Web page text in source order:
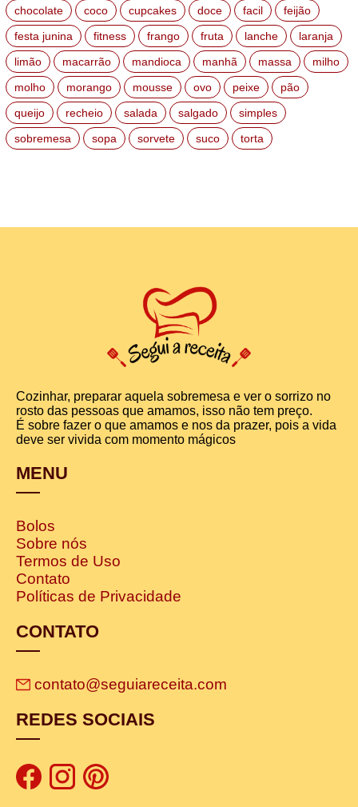
chocolate
coco cupcakes doce facil
feijão
festa junina
fitness frango fruta lanche
laranja
limão
macarrão mandioca manhã massa
milho
molho
morango mousse ovo peixe
pão
queijo
recheio salada salgado
simples
sobremesa
sopa sorvete suco torta
Cozinhar, preparar aquela sobremesa e ver o sorrizo no
rosto das pessoas que amamos, isso não tem preço.
É sobre fazer o que amamos e nos da prazer, pois a vida
deve ser vivida com momento mágicos
MENU
Bolos
Sobre nós
Termos de Uso
Contato
Políticas de Privacidade
CONTATO
contato@seguiareceita.com
REDES SOCIAIS